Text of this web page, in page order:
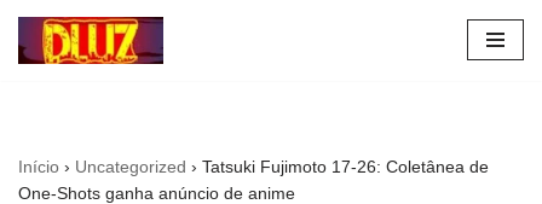
Pular
Início › Uncategorized › Tatsuki Fujimoto 17-26: Coletânea de
One-Shots ganha anúncio de anime